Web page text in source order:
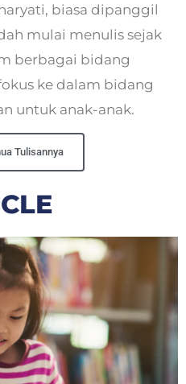
biasa dipanggil
mulai menulis sejak
berbagai bidang
ke dalam bidang
untuk anak-anak.
Tulisannya